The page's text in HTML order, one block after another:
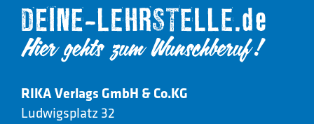
RIKA Verlags GmbH & Co.KG
Ludwigsplatz 32